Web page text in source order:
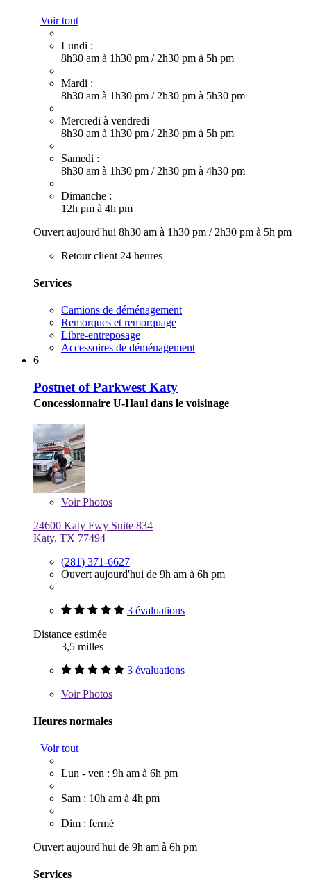
Voir tout
Lundi :
8h30 am à 1h30 pm / 2h30 pm à 5h pm
Mardi :
8h30 am à 1h30 pm / 2h30 pm à 5h30 pm
Mercredi à vendredi
8h30 am à 1h30 pm / 2h30 pm à 5h pm
Samedi :
8h30 am à 1h30 pm / 2h30 pm à 4h30 pm
Dimanche :
12h pm à 4h pm
Ouvert aujourd'hui 8h30 am à 1h30 pm / 2h30 pm à 5h pm
Retour client 24 heures
Services
Camions de déménagement
Remorques et remorquage
Libre-entreposage
Accessoires de déménagement
6
Postnet of Parkwest Katy
Concessionnaire U-Haul dans le voisinage
VoirPhotos
24600 Katy Fwy Suite 834
Katy, TX 77494
(281) 371-6627
Ouvert aujourd'hui de 9h am à 6h pm
3 évaluations
Distance estimée
3,5 milles
3 évaluations
VoirPhotos
Heures normales
Voir tout
Lun - ven : 9h am à 6h pm
Sam : 10h am à 4h pm
Dim : fermé
Ouvert aujourd'hui de 9h am à 6h pm
Services